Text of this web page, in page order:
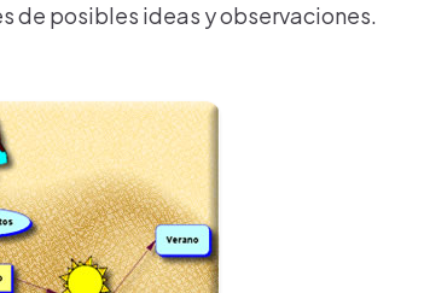
de posibles ideas y observaciones.